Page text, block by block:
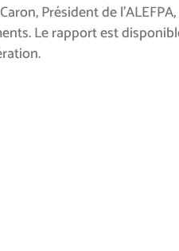
Président de
Le rapport est